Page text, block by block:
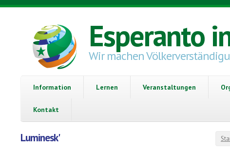
Direkt zum Inhalt
Esperanto
Wir machen
Information Lernen Veranstaltungen
Kontakt
Luminesk'